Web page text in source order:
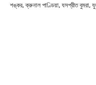
শঙ্কর, ক্রুনাল পাণ্ডিয়া, যসপ্রীত বুমরা,